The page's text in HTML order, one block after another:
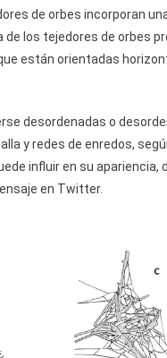
de orbes incorporan
los tejedores de orbes
están orientadas
desordenadas o
y redes de enredos,
influir en su apariencia,
en Twitter.